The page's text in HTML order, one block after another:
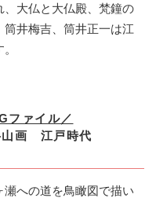
大仏と大仏殿、梵鐘の
井梅吉、筒井正一は江
ファイル／
山画 江戸時代
への道を鳥瞰図で描い